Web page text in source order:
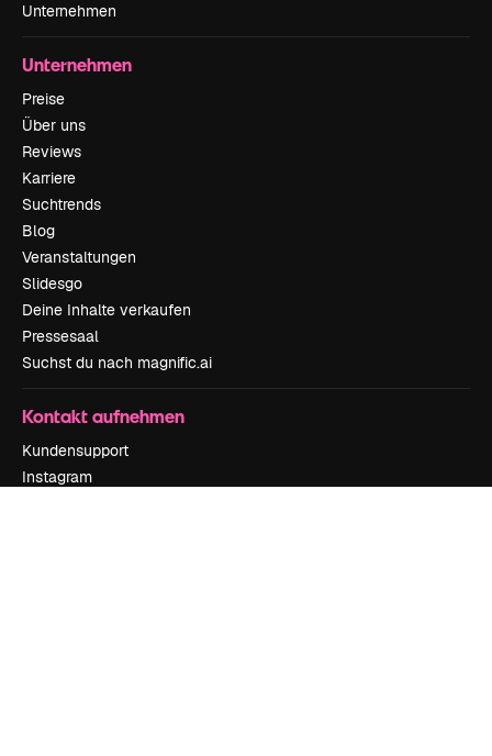
Unternehmen
Unternehmen
Preise
Über uns
Reviews
Karriere
Suchtrends
Blog
Veranstaltungen
Slidesgo
Deine Inhalte verkaufen
Pressesaal
Suchst du nach magnific.ai
Kontakt aufnehmen
Kundensupport
Instagram